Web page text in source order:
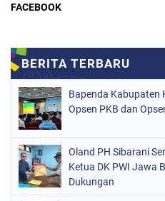
FACEBOOK
Bapenda Kabupaten
Opsen PKB dan
Oland PH Sibarani
Ketua DK PWI Jawa
Dukungan